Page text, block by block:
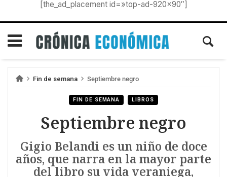
[the_ad_placement id=»top-ad-920×90″]
Fin de semana Septiembre negro
FIN DE SEMANA LIBROS
Septiembre negro
Gigio Belandi es un niño de doce
años, que narra en la mayor parte
del libro su vida veraniega,